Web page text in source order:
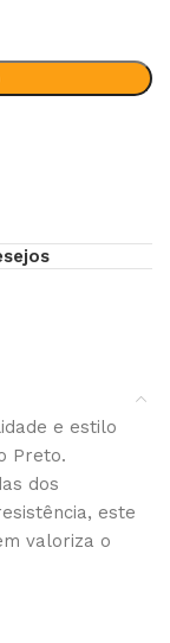
e estilo
Preto.
dos
este
valoriza o